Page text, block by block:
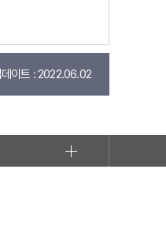
데이트 : 2022.06.02